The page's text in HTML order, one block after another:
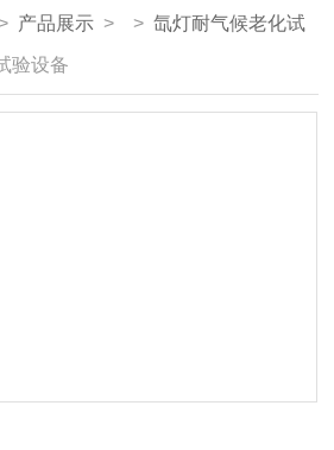
产品展示 > >氙灯耐气候老化试
验设备